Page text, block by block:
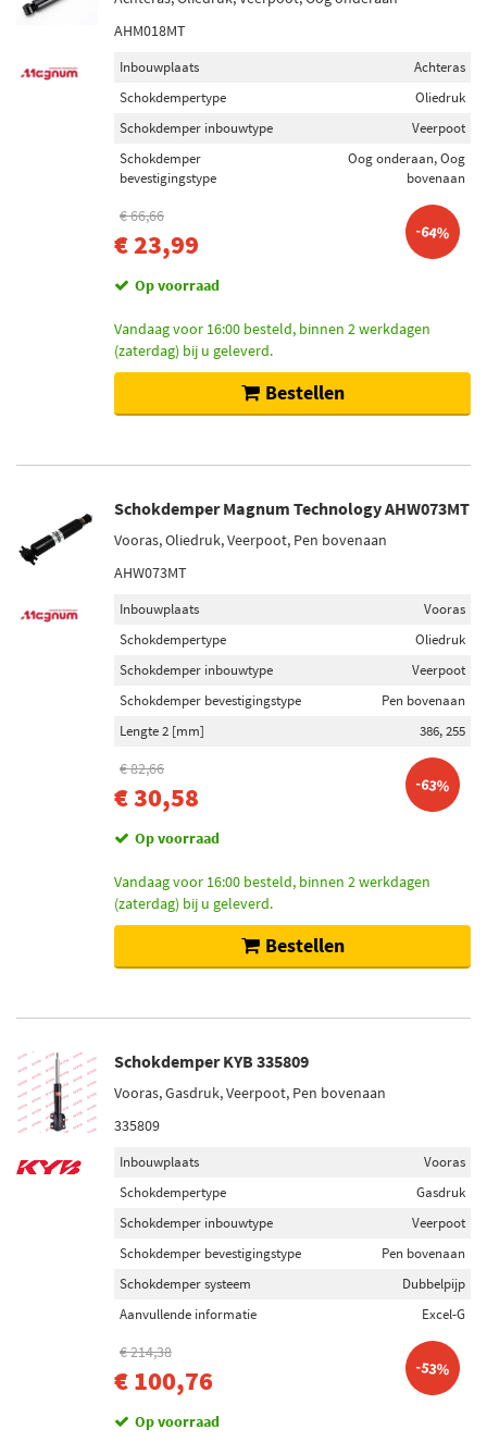
AHM018MT
Inbouwplaats
Achteras
Schokdempertype
Oliedruk
Schokdemper inbouwtype
Veerpoot
Schokdemper
bevestigingstype
Oog onderaan, Oog
bovenaan
€ 66,66
€ 23,99 -64%
Op voorraad
Vandaag voor 16:00 besteld, binnen 2 werkdagen
(zaterdag) bij u geleverd.
Bestellen
Schokdemper Magnum Technology AHW073MT
Vooras, Oliedruk, Veerpoot, Pen bovenaan
AHW073MT
Inbouwplaats
Vooras
Schokdempertype
Oliedruk
Schokdemper inbouwtype
Veerpoot
Schokdemper bevestigingstype
Pen bovenaan
Lengte 2 [mm]
386, 255
€ 82,66
€ 30,58 -63%
Op voorraad
Vandaag voor 16:00 besteld, binnen 2 werkdagen
(zaterdag) bij u geleverd.
Bestellen
Schokdemper KYB 335809
Vooras, Gasdruk, Veerpoot, Pen bovenaan
335809
Inbouwplaats
Vooras
Schokdempertype
Gasdruk
Schokdemper inbouwtype
Veerpoot
Schokdemper bevestigingstype
Pen bovenaan
Schokdemper systeem
Dubbelpijp
Aanvullende informatie
Excel-G
€ 214,38
€ 100,76 -53%
Op voorraad